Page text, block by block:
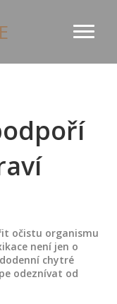
očistu organismu
není jen o
chytré
odeznívat od